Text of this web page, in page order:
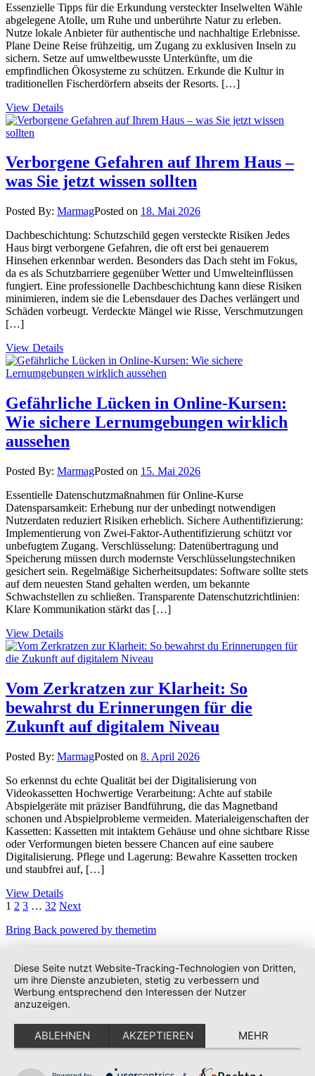
Essenzielle Tipps für die Erkundung versteckter Inselwelten Wähle
abgelegene Atolle, um Ruhe und unberührte Natur zu erleben.
Nutze lokale Anbieter für authentische und nachhaltige Erlebnisse.
Plane Deine Reise frühzeitig, um Zugang zu exklusiven Inseln zu
sichern. Setze auf umweltbewusste Unterkünfte, um die
empfindlichen Ökosysteme zu schützen. Erkunde die Kultur in
traditionellen Fischerdörfern abseits der Resorts. […]
View Details
Verborgene Gefahren auf Ihrem Haus –
was Sie jetzt wissen sollten
Posted By: MarmagPosted on 18. Mai 2026
Dachbeschichtung: Schutzschild gegen versteckte Risiken Jedes
Haus birgt verborgene Gefahren, die oft erst bei genauerem
Hinsehen erkennbar werden. Besonders das Dach steht im Fokus,
da es als Schutzbarriere gegenüber Wetter und Umwelteinflüssen
fungiert. Eine professionelle Dachbeschichtung kann diese Risiken
minimieren, indem sie die Lebensdauer des Daches verlängert und
Schäden vorbeugt. Verdeckte Mängel wie Risse, Verschmutzungen
[…]
View Details
Gefährliche Lücken in Online-Kursen:
Wie sichere Lernumgebungen wirklich
aussehen
Posted By: MarmagPosted on 15. Mai 2026
Essentielle Datenschutzmaßnahmen für Online-Kurse
Datensparsamkeit: Erhebung nur der unbedingt notwendigen
Nutzerdaten reduziert Risiken erheblich. Sichere Authentifizierung:
Implementierung von Zwei-Faktor-Authentifizierung schützt vor
unbefugtem Zugang. Verschlüsselung: Datenübertragung und
Speicherung müssen durch modernste Verschlüsselungstechniken
gesichert sein. Regelmäßige Sicherheitsupdates: Software sollte stets
auf dem neuesten Stand gehalten werden, um bekannte
Schwachstellen zu schließen. Transparente Datenschutzrichtlinien:
Klare Kommunikation stärkt das […]
View Details
Vom Zerkratzen zur Klarheit: So
bewahrst du Erinnerungen für die
Zukunft auf digitalem Niveau
Posted By: MarmagPosted on 8. April 2026
So erkennst du echte Qualität bei der Digitalisierung von
Videokassetten Hochwertige Verarbeitung: Achte auf stabile
Abspielgeräte mit präziser Bandführung, die das Magnetband
schonen und Abspielprobleme vermeiden. Materialeigenschaften der
Kassetten: Kassetten mit intaktem Gehäuse und ohne sichtbare Risse
oder Verformungen bieten bessere Chancen auf eine saubere
Digitalisierung. Pflege und Lagerung: Bewahre Kassetten trocken
und staubfrei auf, […]
View Details
Seitennummerierung
der
1 2 3 … 32 Next
Bring Back powered by themetim
Diese Seite nutzt Website-Tracking-Technologien von Dritten,
um ihre Dienste anzubieten, stetig zu verbessern und
Werbung entsprechend den Interessen der Nutzer
anzuzeigen.
ABLEHNEN AKZEPTIEREN MEHR